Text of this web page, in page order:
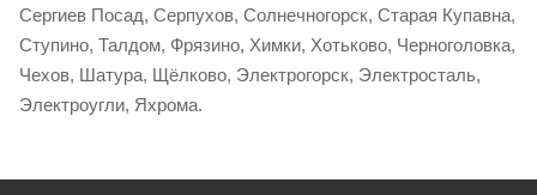
Сергиев Посад, Серпухов, Солнечногорск, Старая Купавна,
Ступино, Талдом, Фрязино, Химки, Хотьково, Черноголовка,
Чехов, Шатура, Щёлково, Электрогорск, Электросталь,
Электроугли, Яхрома.